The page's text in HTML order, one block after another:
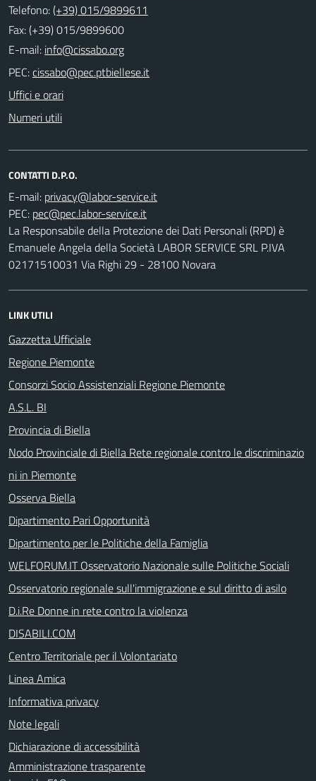
Telefono:(+39) 015/9899611
Fax: (+39) 015/9899600
E-mail:
PEC:
Uffici e orari
Numeri utili
CONTATTI D.P.O.
E-mail:
PEC:
La Responsabile della Protezione dei Dati Personali (RPD) è
Emanuele Angela della Società LABOR SERVICE SRL P.IVA
02171510031 Via Righi 29 - 28100 Novara
LINK UTILI
Gazzetta Ufficiale
Regione Piemonte
Consorzi Socio Assistenziali Regione Piemonte
A.S.L. BI
Provincia di Biella
Nodo Provinciale di Biella Rete regionale contro le discriminazio
ni in Piemonte
Osserva Biella
Dipartimento Pari Opportunità
Dipartimento per le Politiche della Famiglia
WELFORUM.IT Osservatorio Nazionale sulle Politiche Sociali
Osservatorio regionale sull'immigrazione e sul diritto di asilo
D.i.Re Donne in rete contro la violenza
DISABILI.COM
Centro Territoriale per il Volontariato
Linea Amica
Informativa privacy
Note legali
Dichiarazione di accessibilità
Amministrazione trasparente